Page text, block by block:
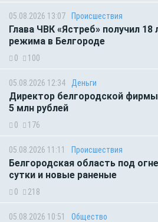
05.08.2026 13:07 Происшествия
Глава ЧВК «Ястреб» получил 18
режима в Белгороде
0 100
05.08.2026 12:34 Деньги
Директор белгородской фирмы
5 млн рублей
0 176
05.08.2026 11:11 Происшествия
Белгородская область под
сутки и новые раненые
0 218
05.08.2026 10:51 Общество